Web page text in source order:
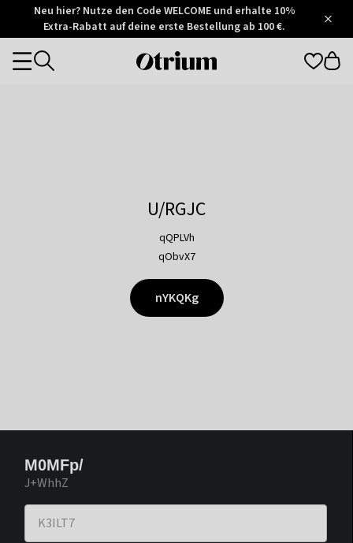
Otrium
Trustpilot
Neu hier? Nutze den Code WELCOME und erhalte 10%
Extra-Rabatt auf deine erste Bestellung ab 100 €.
Otrium
Categories
U/RGJC
qQPLVh
qObvX7
nYKQKg
M0MFp/
J+WhhZ